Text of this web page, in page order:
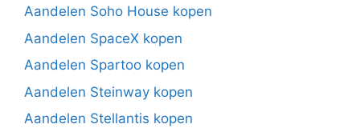
Aandelen Soho House kopen
Aandelen SpaceX kopen
Aandelen Spartoo kopen
Aandelen Steinway kopen
Aandelen Stellantis kopen